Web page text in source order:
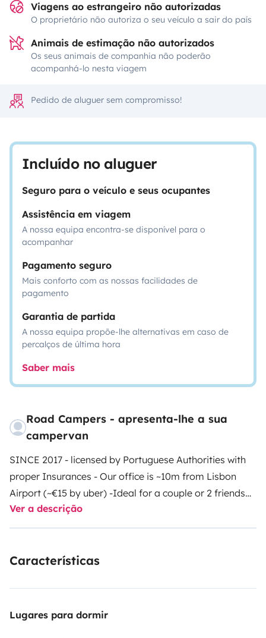
Viagens ao estrangeiro não autorizadas
O proprietário não autoriza o seu veículo a sair do país
Animais de estimação não autorizados
Os seus animais de companhia não poderão
acompanhá-lo nesta viagem
Pedido de aluguer sem compromisso!
Incluído no aluguer
Seguro para o veículo e seus ocupantes
Assistência em viagem
A nossa equipa encontra-se disponível para o
acompanhar
Pagamento seguro
Mais conforto com as nossas facilidades de
pagamento
Garantia de partida
A nossa equipa propõe-lhe alternativas em caso de
percalços de última hora
Saber mais
Road Campers - apresenta-lhe a sua
campervan
SINCE 2017 - licensed by Portuguese Authorities with
proper Insurances - Our office is ~10m from Lisbon
Airport (~€15 by uber) -Ideal for a couple or 2 friends
who want to squeeze the most of it!
transmission, easy to drive on tighter roads without
5L/100km. Class 1 (Tolls)
anything!
• Panel Solar and Extra battery – are the
Ver a descrição
Características
Lugares para dormir